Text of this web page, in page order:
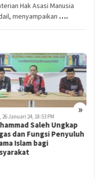
Hak Asasi Manusia
menyampaikan ….
»
26 Januari 24, 18:53 PM
Saleh Ungkap
dan Fungsi Penyuluh
Islam bagi